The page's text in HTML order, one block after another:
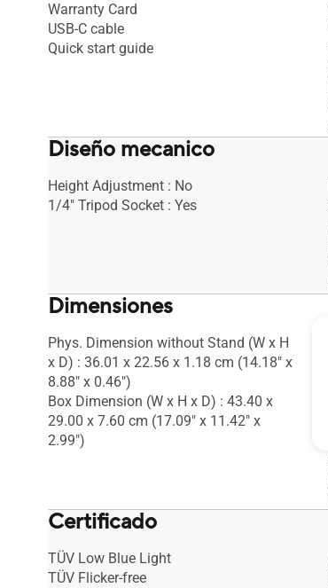
Warranty Card
USB-C cable
Quick start guide
Diseño mecanico
Height Adjustment : No
1/4" Tripod Socket : Yes
Dimensiones
Phys. Dimension without Stand (W x H
x D) : 36.01 x 22.56 x 1.18 cm (14.18" x
8.88" x 0.46")
Box Dimension (W x H x D) : 43.40 x
29.00 x 7.60 cm (17.09" x 11.42" x
2.99")
Certificado
TÜV Low Blue Light
TÜV Flicker-free